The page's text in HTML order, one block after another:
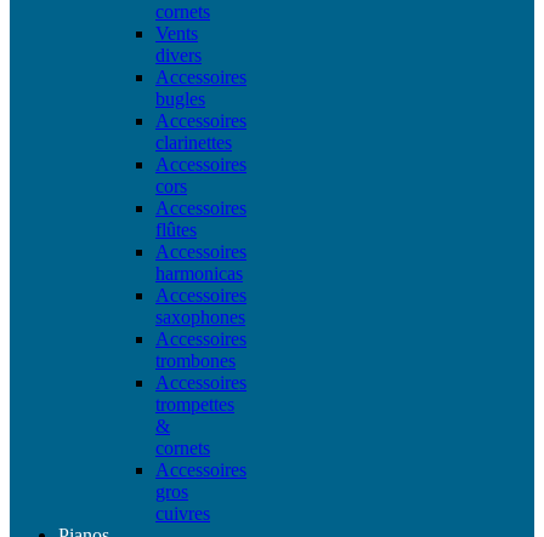
cornets
Vents
divers
Accessoires
bugles
Accessoires
clarinettes
Accessoires
cors
Accessoires
flûtes
Accessoires
harmonicas
Accessoires
saxophones
Accessoires
trombones
Accessoires
trompettes
&
cornets
Accessoires
gros
cuivres